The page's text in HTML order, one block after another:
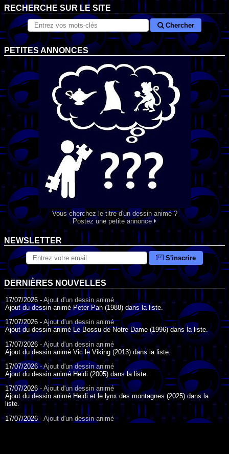
RECHERCHE SUR LE SITE
Chercher
PETITES ANNONCES
Vous cherchez le titre d'un dessin animé ?
Postez une petite annonce
NEWSLETTER
S'inscrire
DERNIÈRES NOUVELLES
17/07/2026 -Ajout d'un dessin animé
Ajout du dessin animé Peter Pan (1988) dans la liste.
17/07/2026 - Ajout d'un dessin animé
Ajout du dessin animé Le Bossu de Notre-Dame (1996) dans la liste.
17/07/2026 -Ajout d'un dessin animé
Ajout du dessin animé Vic le Viking (2013) dans la liste.
17/07/2026 -Ajout d'un dessin animé
Ajout du dessin animé Heidi (2005) dans la liste.
17/07/2026 -Ajout d'un dessin animé
Ajout du dessin animé Heidi et le lynx des montagnes (2025) dans la
liste.
17/07/2026 -Ajout d'un dessin animé